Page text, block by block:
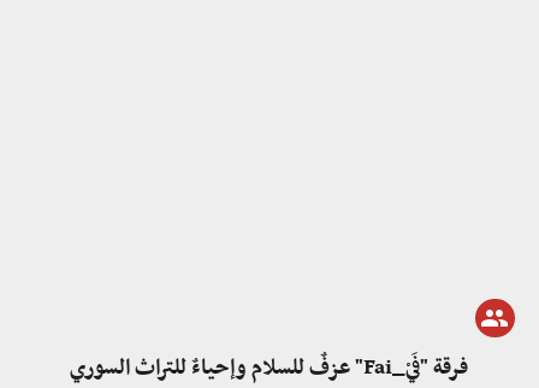
فرقة "فَيْ_Fai" عزفٌ للسلام وإحياءٌ للتراث السوري